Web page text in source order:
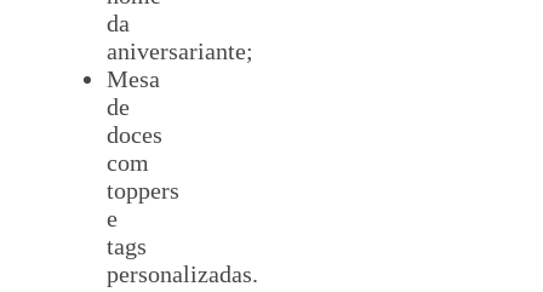
da
aniversariante;
Mesa
de
doces
com
toppers
e
tags
personalizadas.